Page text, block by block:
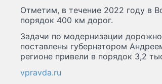
Отметим, в течение 2022 году в
порядок 400 км дорог.
Задачи по модернизации
поставлены губернатором
регионе привели в порядок 3,2
vpravda.ru